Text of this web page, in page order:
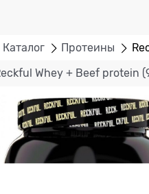
Каталог Протеины
Whey + Beef protein